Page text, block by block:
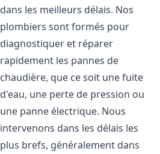
dans les meilleurs délais. Nos
plombiers sont formés pour
diagnostiquer et réparer
rapidement les pannes de
chaudière, que ce soit une fuite
d'eau, une perte de pression ou
une panne électrique. Nous
intervenons dans les délais les
plus brefs, généralement dans